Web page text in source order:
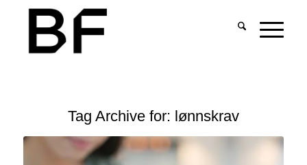
Tag Archive for: lønnskrav